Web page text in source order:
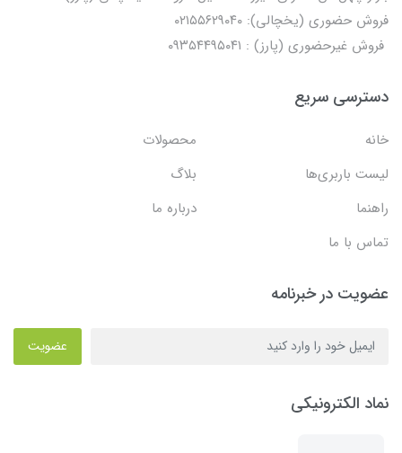
فروش حضوری (یخچالی): ۰۲۱۵۵۶۲۹۰۴۰
فروش غیرحضوری (پارز) : ۰۹۳۵۴۴۹۵۰۴۱
دسترسی سریع
خانه
محصولات
لیست باربری‌ها
بلاگ
راهنما
درباره ما
تماس با ما
عضویت در خبرنامه
عضویت
نماد الکترونیکی